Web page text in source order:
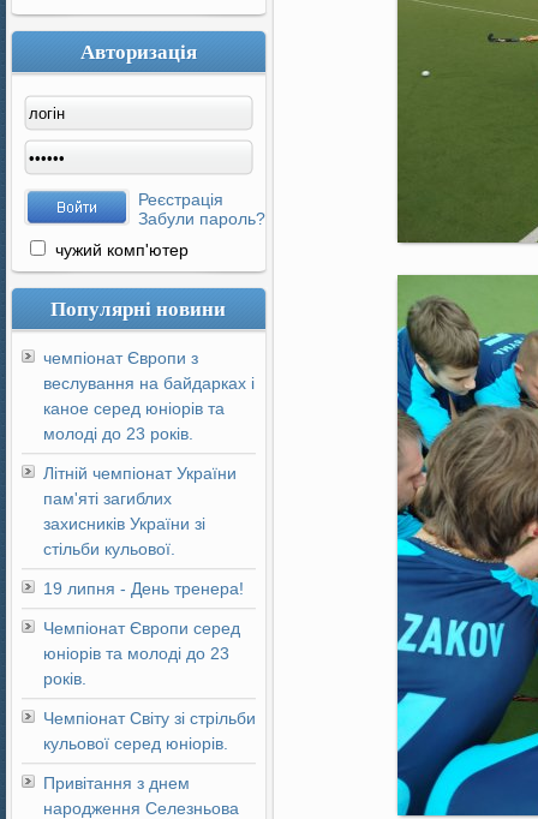
Авторизація
Реєстрація
Забули пароль?
чужий комп'ютер
Популярні новини
чемпіонат Європи з
веслування на байдарках і
каное серед юніорів та
молоді до 23 років.
Літній чемпіонат України
пам'яті загиблих
захисників України зі
стільби кульової.
19 липня - День тренера!
Чемпіонат Європи серед
юніорів та молоді до 23
років.
Чемпіонат Світу зі стрільби
кульової серед юніорів.
Привітання з днем
народження Селезньова